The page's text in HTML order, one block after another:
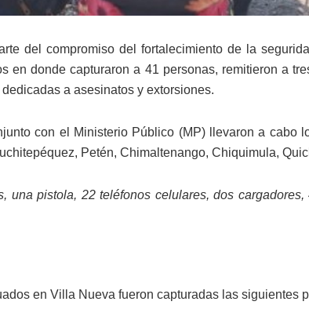
del compromiso del fortalecimiento de la
en donde capturaron a 41 personas, remitieron a
a asesinatos y extorsiones.
con el Ministerio Público (MP) llevaron a cabo
Petén, Chimaltenango, Chiquimula,
una pistola, 22 teléfonos celulares, dos
en Villa Nueva fueron capturadas las siguientes